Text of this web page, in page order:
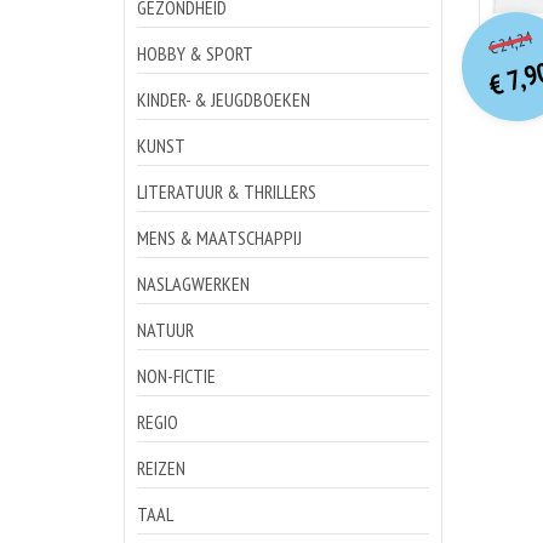
GEZONDHEID
HOBBY & SPORT
KINDER- & JEUGDBOEKEN
KUNST
LITERATUUR & THRILLERS
MENS & MAATSCHAPPIJ
NASLAGWERKEN
NATUUR
NON-FICTIE
REGIO
REIZEN
TAAL
€24,24
€